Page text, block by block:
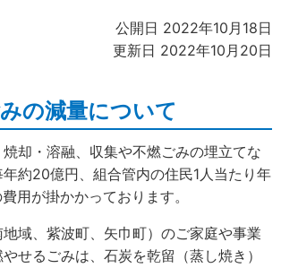
公開日 2022年10月18日
更新日 2022年10月20日
の減量について
却・溶融、収集や不燃ごみの埋立てな
約20億円、組合管内の住民1人当たり年
用が掛かかっております。
域、紫波町、矢巾町）のご家庭や事業
せるごみは、石炭を乾留（蒸し焼き）